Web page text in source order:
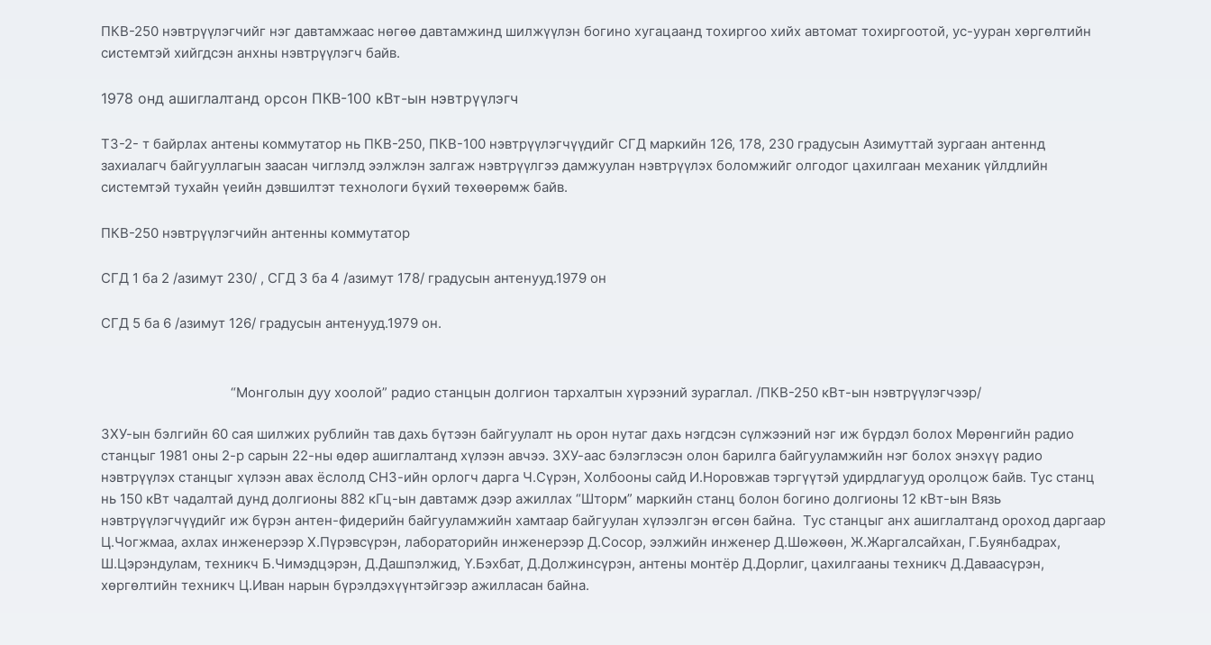
ПКВ-250 нэвтрүүлэгчийг нэг давтамжаас нөгөө давтамжинд шилжүүлэн богино хугацаанд тохиргоо хийх автомат тохиргоотой, ус-ууран хөргөлтийн
системтэй хийгдсэн анхны нэвтрүүлэгч байв.
1978 онд ашиглалтанд орсон ПКВ-100 кВт-ын нэвтрүүлэгч
ТЗ-2- т байрлах антены коммутатор нь ПКВ-250, ПКВ-100 нэвтрүүлэгчүүдийг СГД маркийн 126, 178, 230 градусын Азимуттай зургаан антеннд
захиалагч байгууллагын заасан чиглэлд ээлжлэн залгаж нэвтрүүлгээ дамжуулан нэвтрүүлэх боломжийг олгодог цахилгаан механик үйлдлийн
системтэй тухайн үеийн дэвшилтэт технологи бүхий төхөөрөмж байв.
ПКВ-250 нэвтрүүлэгчийн антенны коммутатор
СГД 1 ба 2 /азимут 230/ , СГД 3 ба 4 /азимут 178/ градусын антенууд.1979 он
СГД 5 ба 6 /азимут 126/ градусын антенууд.1979 он.
“Монголын дуу хоолой” радио станцын долгион тархалтын хүрээний зураглал. /ПКВ-250 кВт-ын нэвтрүүлэгчээр/
ЗХУ-ын бэлгийн 60 сая шилжих рублийн тав дахь бүтээн байгуулалт нь орон нутаг дахь нэгдсэн сүлжээний нэг иж бүрдэл болох Мөрөнгийн радио
станцыг 1981 оны 2-р сарын 22-ны өдөр ашиглалтанд хүлээн авчээ. ЗХУ-аас бэлэглэсэн олон барилга байгууламжийн нэг болох энэхүү радио
нэвтрүүлэх станцыг хүлээн авах ёслолд СНЗ-ийн орлогч дарга Ч.Сүрэн, Холбооны сайд И.Норовжав тэргүүтэй удирдлагууд оролцож байв. Тус станц
нь 150 кВт чадалтай дунд долгионы 882 кГц-ын давтамж дээр ажиллах “Шторм” маркийн станц болон богино долгионы 12 кВт-ын Вязь
нэвтрүүлэгчүүдийг иж бүрэн антен-фидерийн байгууламжийн хамтаар байгуулан хүлээлгэн өгсөн байна. Тус станцыг анх ашиглалтанд ороход даргаар
Ц.Чогжмаа, ахлах инженерээр Х.Пүрэвсүрэн, лабораторийн инженерээр Д.Сосор, ээлжийн инженер Д.Шөжөөн, Ж.Жаргалсайхан, Г.Буянбадрах,
Ш.Цэрэндулам, техникч Б.Чимэдцэрэн, Д.Дашпэлжид, Ү.Бэхбат, Д.Должинсүрэн, антены монтёр Д.Дорлиг, цахилгааны техникч Д.Даваасүрэн,
хөргөлтийн техникч Ц.Иван нарын бүрэлдэхүүнтэйгээр ажилласан байна.